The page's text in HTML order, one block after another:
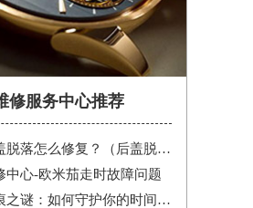
修服务中心推荐
欧米茄手表后盖脱落怎么修复？（后盖脱落解决办法）
中心-欧米茄走时故障问题
欧米茄表镜划痕之谜：如何守护你的时间印记